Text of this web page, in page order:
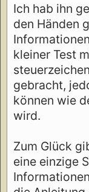
Ich hab ihn
den Händen
kleiner Test
gebracht,
können wie
wird.
Zum Glück
eine einzige